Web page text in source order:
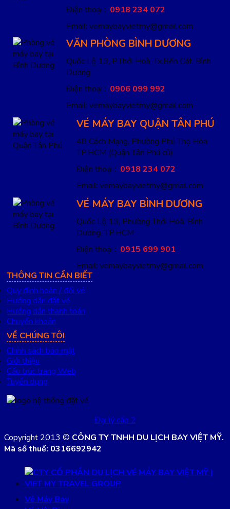
Điện thoại : 0918 234 072
Email: vemaybayvietmy@gmail.com
VĂN PHÒNG BÌNH DƯƠNG
Quốc Lộ 13, P.Thới Hoà, Tx.Bến Cát, Bình
Dương
Điện thoại : 0906 099 992
Email: vemaybayvietmy@gmail.com
VÉ MÁY BAY QUẬN TÂN PHÚ
48 Cách Mạng, Phường Phú Thọ Hòa,
TP.HCM (Quận Tân Phú cũ)
Điện thoại : 0918 234 072
Email: vemaybayvietmy@gmail.com
VÉ MÁY BAY BÌNH DƯƠNG
Quốc Lộ 13, Phường Thới Hoà, Bình
Dương, TP.HCM
Điện thoại : 0915 699 901
Email: vemaybayvietmy@gmail.com
THÔNG TIN CẦN BIẾT
Quy định hoàn / đổi vé
Hướng dẫn đặt vé
Hướng dẫn thanh toán
Chuyển khoản
VỀ CHÚNG TÔI
Chính sách bảo mật
Giới thiệu
Cấu trúc trang Web
Tuyển dụng
Đại lý cấp 2
Copyright 2013 © CÔNG TY TNHH DU LỊCH BAY VIỆT MỸ.
Mã số thuế: 0316692942
Vé Máy Bay